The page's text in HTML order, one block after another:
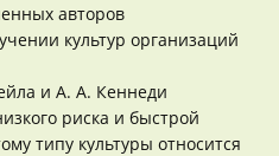
авторов
культур организаций
и А. А. Кеннеди
риска и быстрой
типу культуры относится